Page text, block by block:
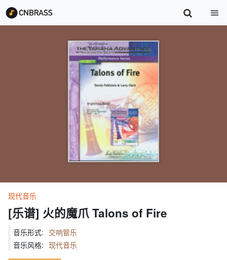
现代音乐
[乐谱] 火的魔爪 Talons of Fire
音乐形式: 交响管乐
音乐风格: 现代音乐